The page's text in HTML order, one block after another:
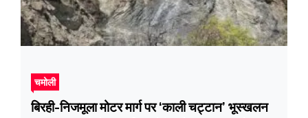
चमोली
बिरही-निजमूला मोटर मार्ग पर ‘काली चट्टान’ भूस्खलन